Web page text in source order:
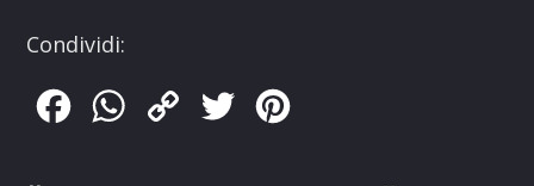
Condividi:
FacebookWhatsApp
Copy
Twitter